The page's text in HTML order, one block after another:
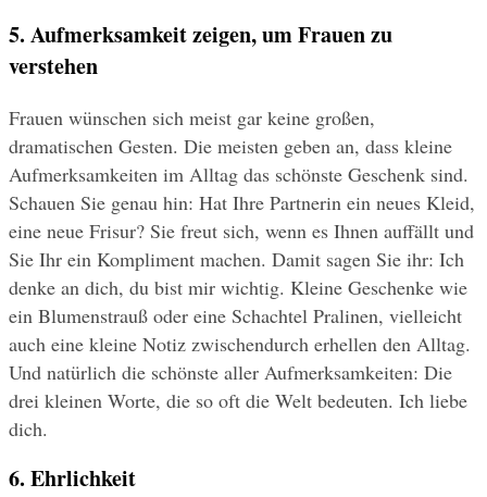
5. Aufmerksamkeit zeigen, um Frauen zu
verstehen
Frauen wünschen sich meist gar keine großen,
dramatischen Gesten. Die meisten geben an, dass kleine
Aufmerksamkeiten im Alltag das schönste Geschenk sind.
Schauen Sie genau hin: Hat Ihre Partnerin ein neues Kleid,
eine neue Frisur? Sie freut sich, wenn es Ihnen auffällt und
Sie Ihr ein Kompliment machen. Damit sagen Sie ihr: Ich
denke an dich, du bist mir wichtig. Kleine Geschenke wie
ein Blumenstrauß oder eine Schachtel Pralinen, vielleicht
auch eine kleine Notiz zwischendurch erhellen den Alltag.
Und natürlich die schönste aller Aufmerksamkeiten: Die
drei kleinen Worte, die so oft die Welt bedeuten. Ich liebe
dich.
6. Ehrlichkeit